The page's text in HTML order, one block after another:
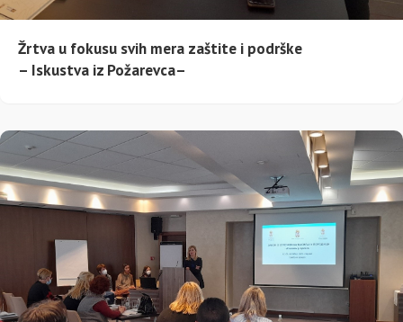
Žrtva u fokusu svih mera zaštite i podrške
– Iskustva iz Požarevca–